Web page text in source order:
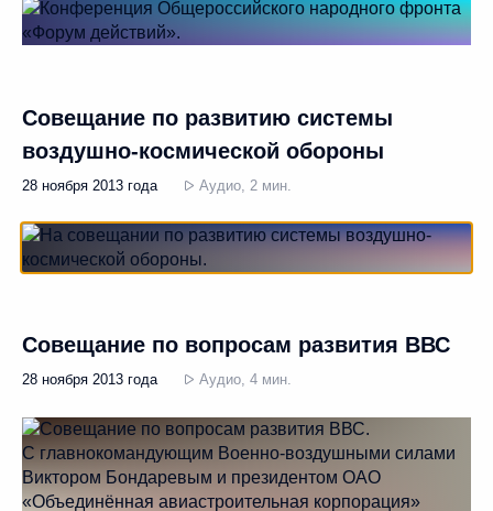
Совещание по развитию системы
воздушно-космической обороны
28 ноября 2013 года Аудио, 2 мин.
Совещание по вопросам развития ВВС
28 ноября 2013 года Аудио, 4 мин.